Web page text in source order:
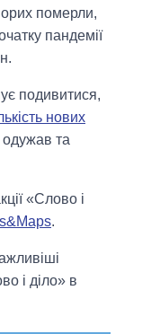
померли,
пандемії
подивитися,
нових
одужав та
«Слово і
.
і діло» в